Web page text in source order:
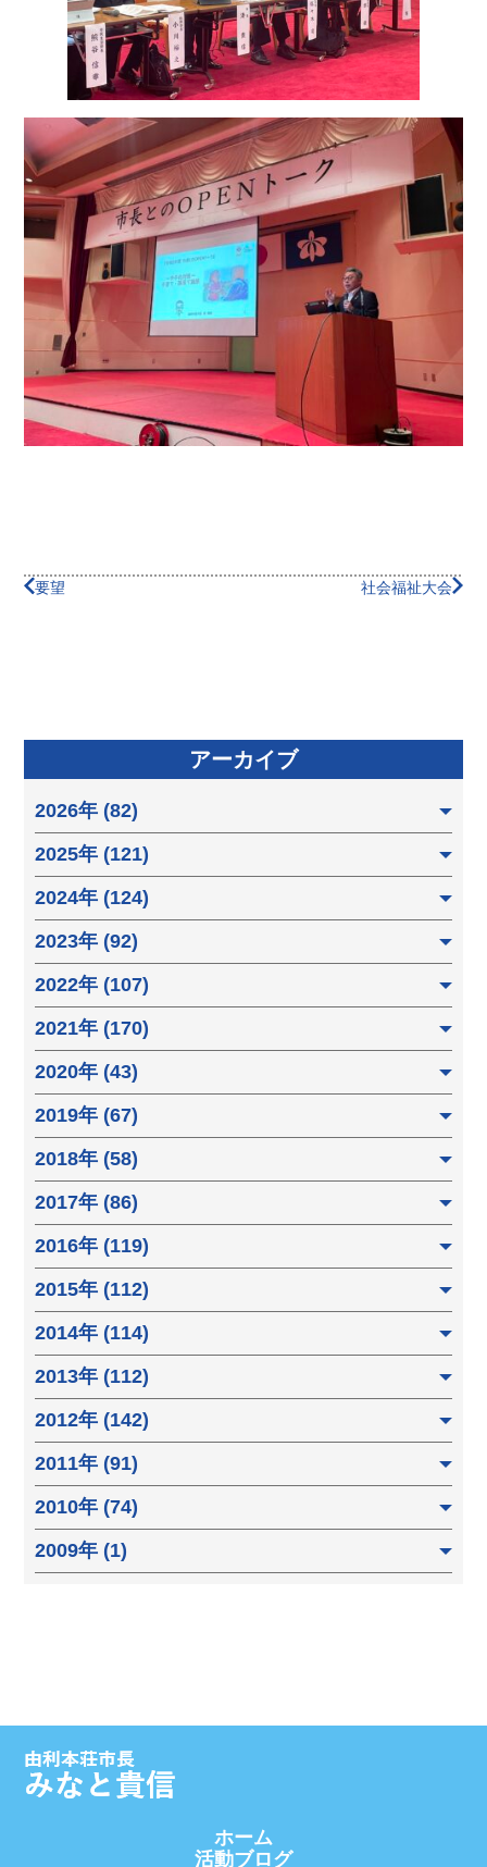
要望 社会福祉大会
アーカイブ
2026年 (82)
2025年 (121)
2024年 (124)
2023年 (92)
2022年 (107)
2021年 (170)
2020年 (43)
2019年 (67)
2018年 (58)
2017年 (86)
2016年 (119)
2015年 (112)
2014年 (114)
2013年 (112)
2012年 (142)
2011年 (91)
2010年 (74)
2009年 (1)
ホーム
活動ブログ